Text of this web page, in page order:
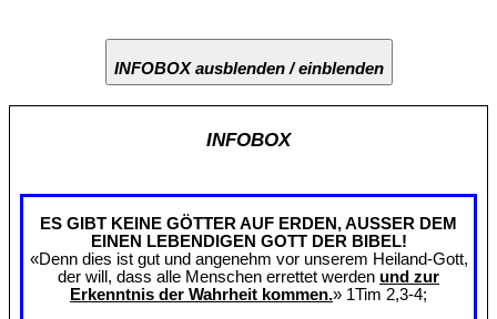
INFOBOX ausblenden / einblenden
INFOBOX
ES GIBT KEINE GÖTTER AUF ERDEN, AUSSER DEM
EINEN LEBENDIGEN GOTT DER BIBEL!
«Denn dies ist gut und angenehm vor unserem Heiland-Gott,
der will, dass alle Menschen errettet werden und zur
Erkenntnis der Wahrheit kommen.» 1Tim 2,3-4;